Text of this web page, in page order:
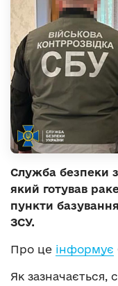
Служба безпеки
який готував
пункти
ЗСУ.
Про це інформує
Як зазначається,